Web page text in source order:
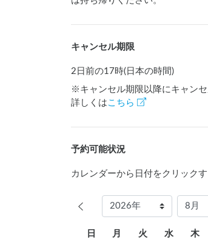
キャンセル期限
2日前の17時(日本の時間)
※キャンセル期限以降にキャン
詳しくは こちら
予約可能状況
カレンダーから日付をクリック
日 月 火 水 木